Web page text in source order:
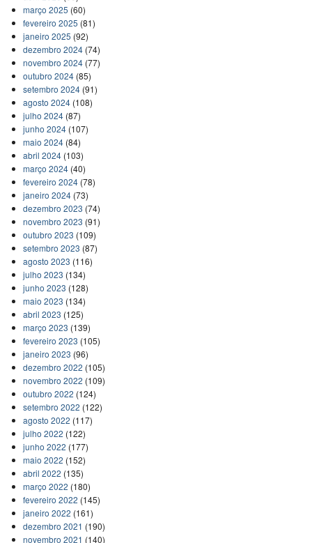
março 2025 (60)
fevereiro 2025 (81)
janeiro 2025 (92)
dezembro 2024(74)
novembro 2024(77)
outubro 2024(85)
setembro 2024(91)
agosto 2024(108)
julho 2024(87)
junho 2024(107)
maio 2024(84)
abril 2024(103)
março 2024(40)
fevereiro 2024(78)
janeiro 2024(73)
dezembro 2023 (74)
novembro 2023 (91)
outubro 2023 (109)
setembro 2023 (87)
agosto 2023 (116)
julho 2023 (134)
junho 2023 (128)
maio 2023 (134)
abril 2023 (125)
março 2023 (139)
fevereiro 2023 (105)
janeiro 2023 (96)
dezembro 2022 (105)
novembro 2022 (109)
outubro 2022 (124)
setembro 2022 (122)
agosto 2022 (117)
julho 2022 (122)
junho 2022 (177)
maio 2022 (152)
abril 2022 (135)
março 2022 (180)
fevereiro 2022 (145)
janeiro 2022 (161)
dezembro 2021 (190)
novembro 2021 (140)